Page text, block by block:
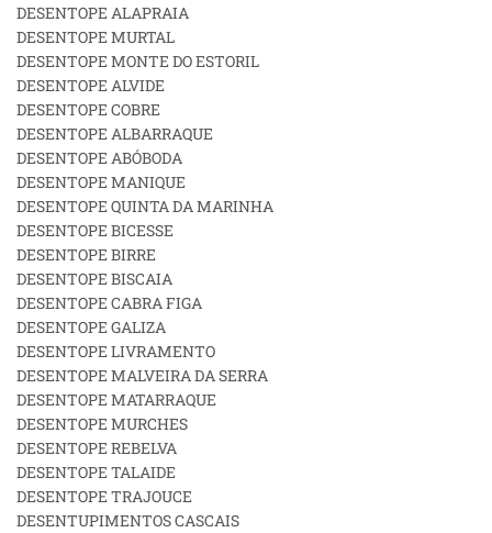
DESENTOPE ALAPRAIA
DESENTOPE MURTAL
DESENTOPE MONTE DO ESTORIL
DESENTOPE ALVIDE
DESENTOPE COBRE
DESENTOPE ALBARRAQUE
DESENTOPE ABÓBODA
DESENTOPE MANIQUE
DESENTOPE QUINTA DA MARINHA
DESENTOPE BICESSE
DESENTOPE BIRRE
DESENTOPE BISCAIA
DESENTOPE CABRA FIGA
DESENTOPE GALIZA
DESENTOPE LIVRAMENTO
DESENTOPE MALVEIRA DA SERRA
DESENTOPE MATARRAQUE
DESENTOPE MURCHES
DESENTOPE REBELVA
DESENTOPE TALAIDE
DESENTOPE TRAJOUCE
DESENTUPIMENTOS CASCAIS